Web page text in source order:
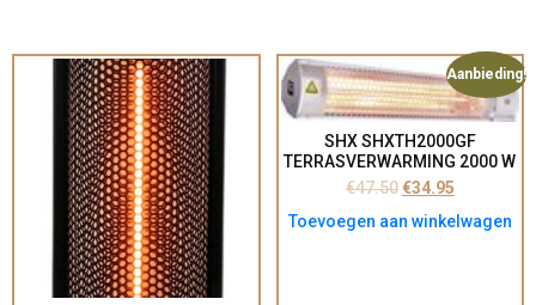
Aanbieding!
SHX SHXTH2000GF
TERRASVERWARMING 2000 W
10 M² ZILVER
€47.50 €34.95
Toevoegen aan winkelwagen